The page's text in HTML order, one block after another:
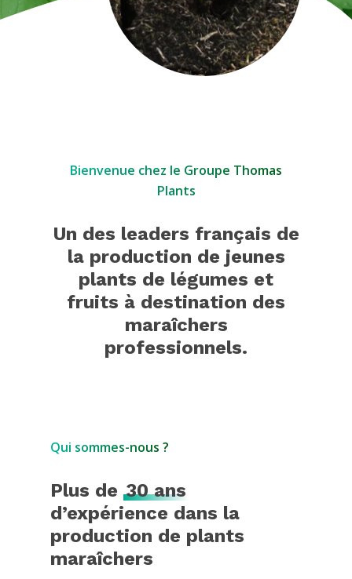
Bienvenue chez le Groupe Thomas
Plants
Un des leaders français de
la production de jeunes
plants de légumes et
fruits à destination des
maraîchers
professionnels.
Qui sommes-nous ?
Plus de 30 ans
d’expérience dans la
production de plants
maraîchers